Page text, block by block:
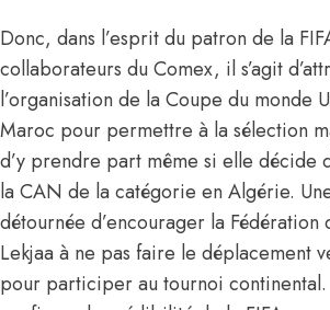
Donc, dans l’esprit du patron de la
collaborateurs du Comex, il s’agit
l’organisation de la Coupe du monde
Maroc pour permettre à la sélection
d’y prendre part même si elle décide
la CAN de la catégorie en Algérie.
détournée d’encourager la Fédération
Lekjaa à ne pas faire le déplacement
pour participer au tournoi continental.